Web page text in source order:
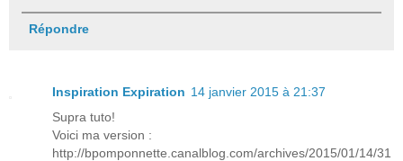
Répondre
Inspiration Expiration 14 janvier 2015 à 21:37
Supra tuto!
Voici ma version :
http://bpomponnette.canalblog.com/archives/2015/01/14/31